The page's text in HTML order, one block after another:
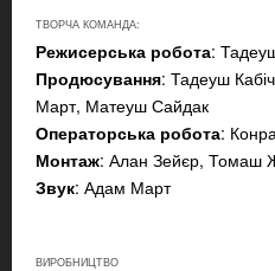
ТВОРЧА КОМАНДА:
Режисерська робота:
Продюсування: Тадеуш
Март, Матеуш Сайдак
Операторська робота:
Монтаж: Алан Зейєр, Томаш
Звук: Адам Март
ВИРОБНИЦТВО